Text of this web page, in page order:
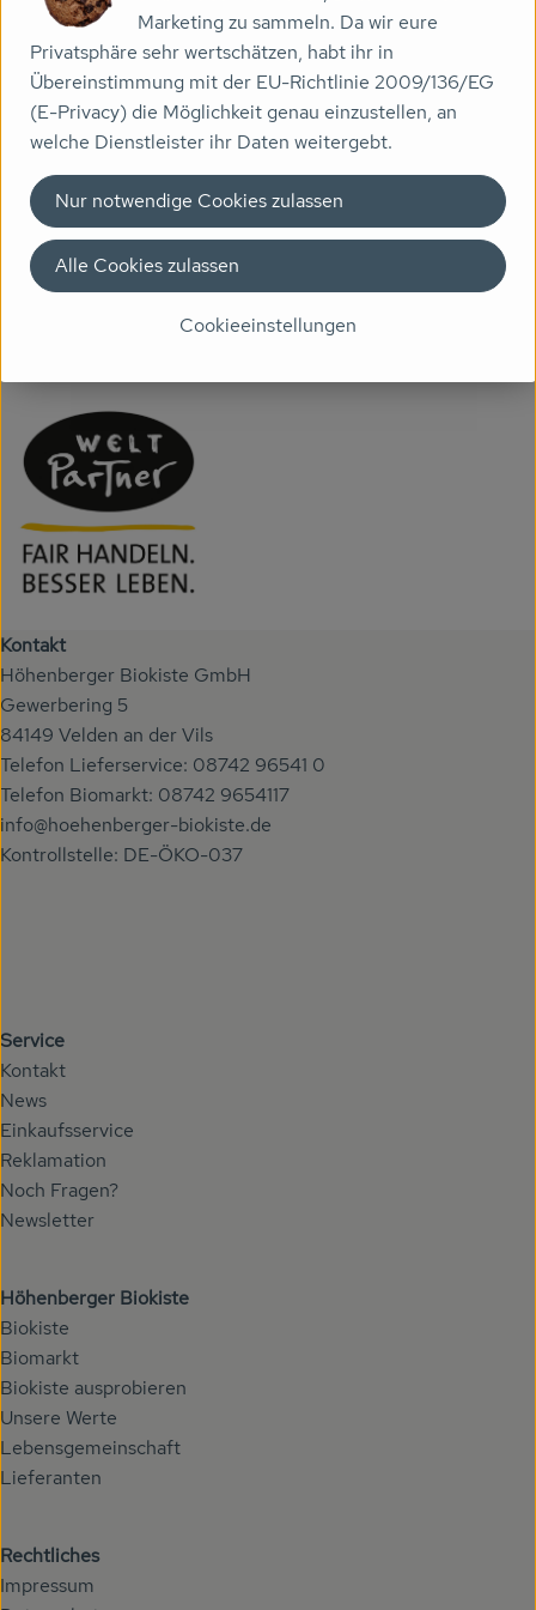
Biomarkt
Wissen
Über uns
Produktdatenblatt
Herkunft
Hersteller: fairafric
Kontakt
Höhenberger Biokiste GmbH
Gewerbering 5
84149 Velden an der Vils
Telefon Lieferservice: 08742 96541 0
Telefon Biomarkt: 08742 9654117
info@hoehenberger-biokiste.de
Kontrollstelle: DE-ÖKO-037
Service
Kontakt
News
Einkaufsservice
Reklamation
Noch Fragen?
Newsletter
Höhenberger Biokiste
Biokiste
Biomarkt
Biokiste ausprobieren
Unsere Werte
Lebensgemeinschaft
Lieferanten
Rechtliches
Impressum
Marketing zu sammeln. Da wir eure
Privatsphäre sehr wertschätzen, habt ihr in
Übereinstimmung mit der EU-Richtlinie 2009/136/EG
(E-Privacy) die Möglichkeit genau einzustellen, an
welche Dienstleister ihr Daten weitergebt.
Cookieeinstellungen
Nur notwendige Cookies zulassen
Alle Cookies zulassen